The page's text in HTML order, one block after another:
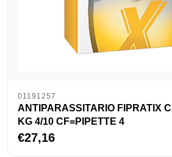
01191257
ANTIPARASSITARIO FIPRATIX
KG 4/10 CF=PIPETTE 4
€27,16